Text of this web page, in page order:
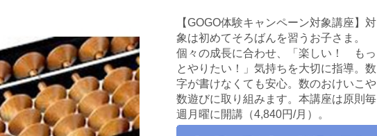
【GOGO体験キャンペーン対象講座】対
象は初めてそろばんを習うお子さま。
個々の成長に合わせ、「楽しい！ もっ
とやりたい！」気持ちを大切に指導。数
字が書けなくても安心。数のおけいこや
数遊びに取り組みます。本講座は原則毎
週月曜に開講（4,840円/月）。